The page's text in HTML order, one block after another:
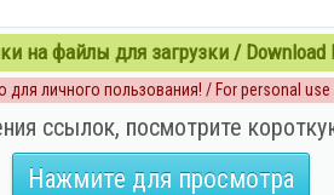
на файлы для загрузки / Download
для личного пользования! / For personal use
ссылок, посмотрите
Нажмите для просмотра